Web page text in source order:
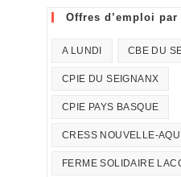
Offres d’emploi
A LUNDI CBE DU
CPIE DU SEIGNANX
CPIE PAYS BASQUE
CRESS NOUVELLE-
FERME SOLIDAIRE